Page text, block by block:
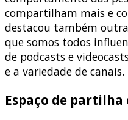
compartilham mais e
destacou também
que somos todos
de podcasts e
e a variedade de canais.
Espaço de